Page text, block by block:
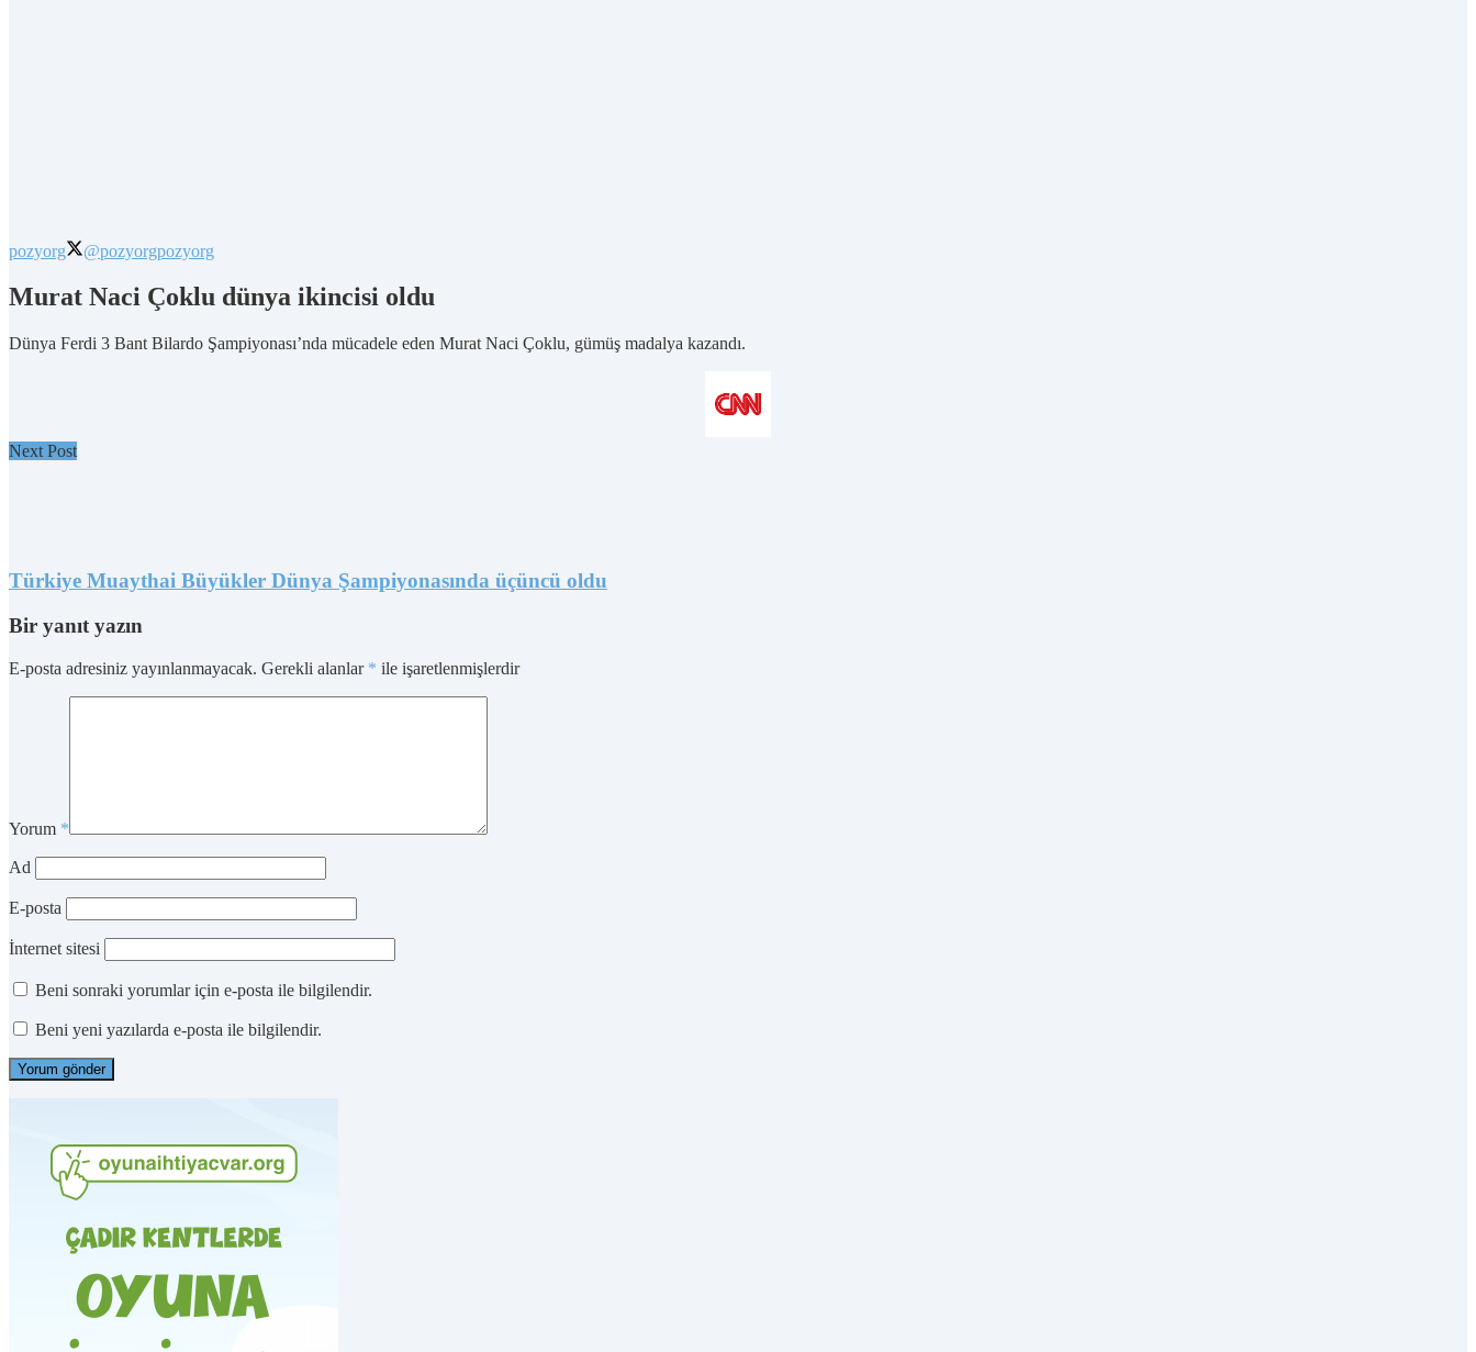
pozyorg @pozyorgpozyorg
Murat Naci Çoklu dünya ikincisi oldu
Dünya Ferdi 3 Bant Bilardo Şampiyonası’nda mücadele eden Murat Naci Çoklu, gümüş madalya kazandı.
Next Post
Türkiye Muaythai Büyükler Dünya Şampiyonasında üçüncü oldu
Bir yanıt yazın
E-posta adresiniz yayınlanmayacak. Gerekli alanlar * ile işaretlenmişlerdir
Yorum *
Ad
E-posta
İnternet sitesi
Beni sonraki yorumlar için e-posta ile bilgilendir.
Beni yeni yazılarda e-posta ile bilgilendir.